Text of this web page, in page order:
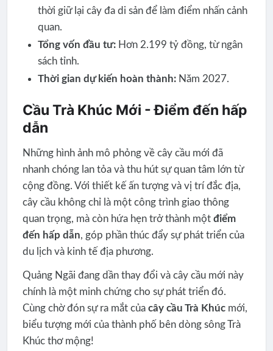
thời giữ lại cây đa di sản để làm điểm nhấn cảnh
quan.
Tổng vốn đầu tư:Hơn 2.199 tỷ đồng, từ ngân
sách tỉnh.
Thời gian dự kiến hoàn thành:Năm 2027.
Cầu Trà Khúc Mới - Điểm đến hấp
dẫn
Những hình ảnh mô phỏng về cây cầu mới đã
nhanh chóng lan tỏa và thu hút sự quan tâm lớn từ
cộng đồng. Với thiết kế ấn tượng và vị trí đắc địa,
cây cầu không chỉ là một công trình giao thông
quan trọng, mà còn hứa hẹn trở thành một điểm
đến hấp dẫn, góp phần thúc đẩy sự phát triển của
du lịch và kinh tế địa phương.
Quảng Ngãi đang dần thay đổi và cây cầu mới này
chính là một minh chứng cho sự phát triển đó.
Cùng chờ đón sự ra mắt của cây cầu Trà Khúcmới,
biểu tượng mới của thành phố bên dòng sông Trà
Khúc thơ mộng!